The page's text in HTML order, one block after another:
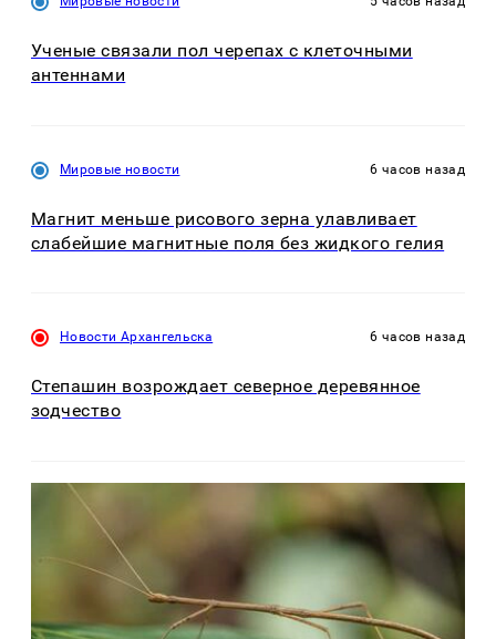
Ученые связали пол черепах с клеточными
антеннами
Мировые новости 6 часов назад
Магнит меньше рисового зерна улавливает
слабейшие магнитные поля без жидкого гелия
Новости Архангельска 6 часов назад
Степашин возрождает северное деревянное
зодчество